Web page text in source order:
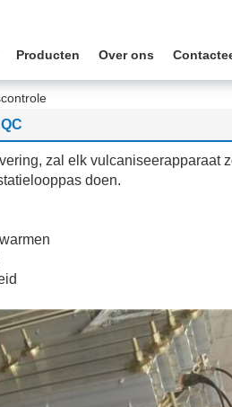
Producten Over ons
zal elk vulcaniseerapparaat
doen.